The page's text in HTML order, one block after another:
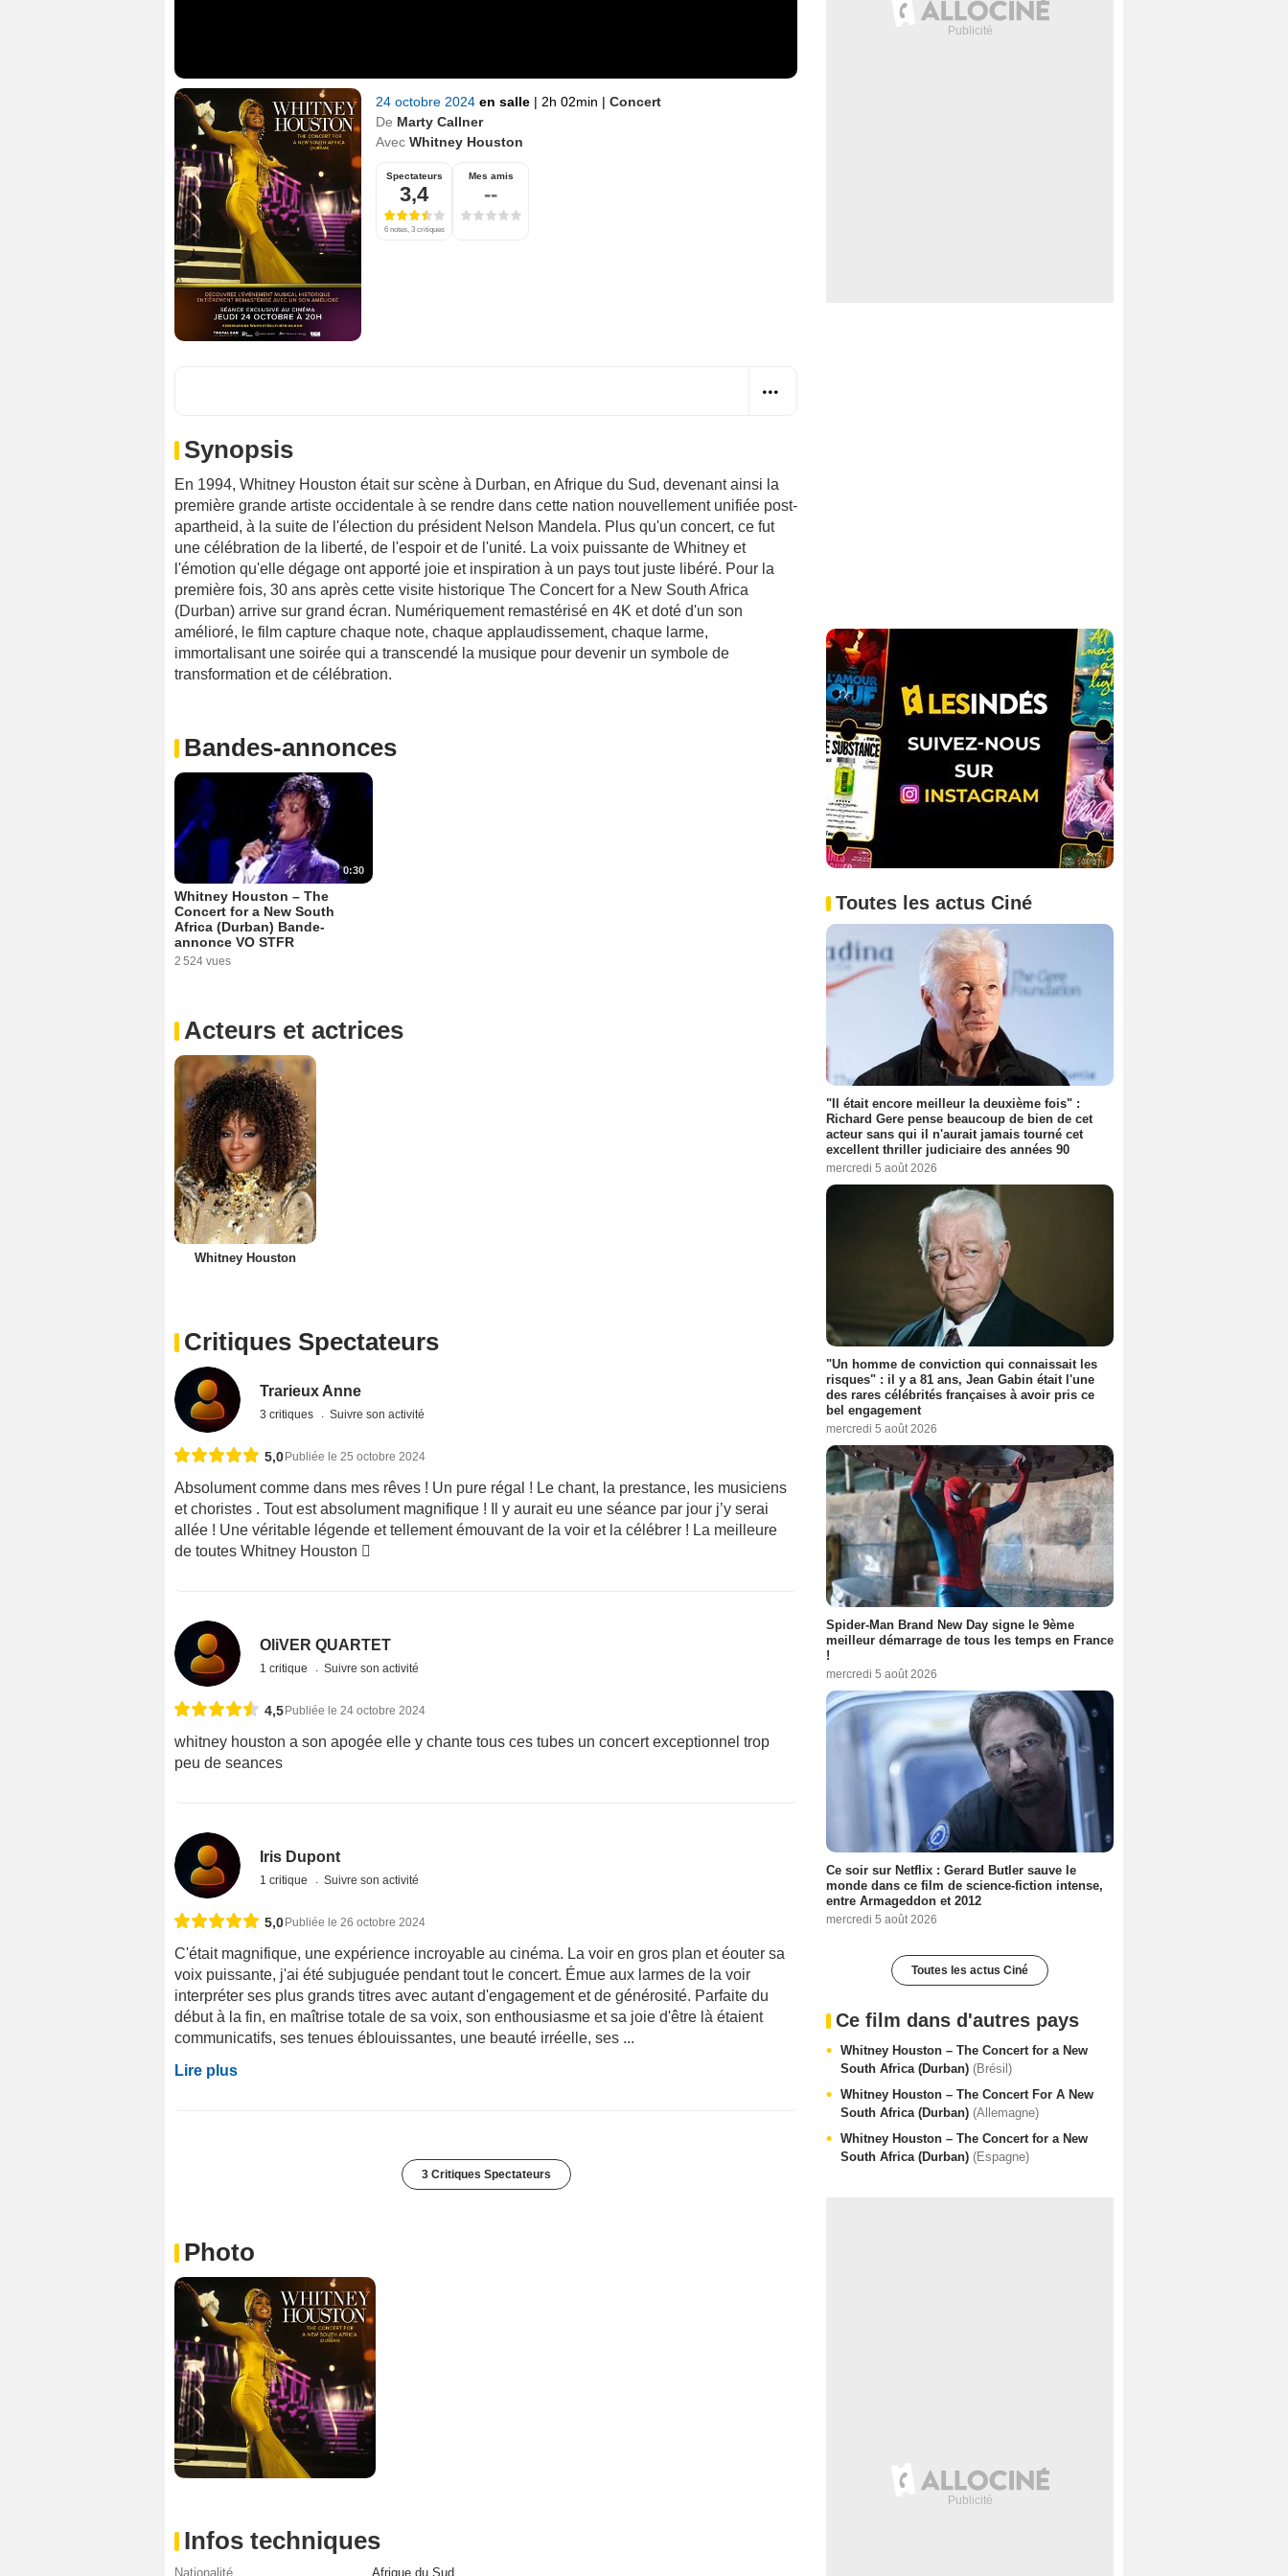
24 octobre 2024 en salle | 2h 02min | Concert
De Marty Callner
Avec Whitney Houston
Spectateurs
3,4
6 notes, 3 critiques
Mes amis
--
Synopsis
En 1994, Whitney Houston était sur scène à Durban, en Afrique du Sud, devenant ainsi la
première grande artiste occidentale à se rendre dans cette nation nouvellement unifiée post-
apartheid, à la suite de l'élection du président Nelson Mandela. Plus qu'un concert, ce fut
une célébration de la liberté, de l'espoir et de l'unité. La voix puissante de Whitney et
l'émotion qu'elle dégage ont apporté joie et inspiration à un pays tout juste libéré. Pour la
première fois, 30 ans après cette visite historique The Concert for a New South Africa
(Durban) arrive sur grand écran. Numériquement remastérisé en 4K et doté d'un son
amélioré, le film capture chaque note, chaque applaudissement, chaque larme,
immortalisant une soirée qui a transcendé la musique pour devenir un symbole de
transformation et de célébration.
Bandes-annonces
0:30
Whitney Houston – The
Concert for a New South
Africa (Durban) Bande-
annonce VO STFR
2 524 vues
Acteurs et actrices
Whitney Houston
Critiques Spectateurs
Trarieux Anne
3 critiques Suivre son activité
5,0Publiée le 25 octobre 2024
Absolument comme dans mes rêves ! Un pure régal ! Le chant, la prestance, les musiciens
et choristes . Tout est absolument magnifique ! Il y aurait eu une séance par jour j’y serai
allée ! Une véritable légende et tellement émouvant de la voir et la célébrer ! La meilleure
de toutes Whitney Houston 
OliVER QUARTET
1 critique Suivre son activité
4,5Publiée le 24 octobre 2024
whitney houston a son apogée elle y chante tous ces tubes un concert exceptionnel trop
peu de seances
Iris Dupont
1 critique Suivre son activité
5,0Publiée le 26 octobre 2024
C'était magnifique, une expérience incroyable au cinéma. La voir en gros plan et éouter sa
voix puissante, j'ai été subjuguée pendant tout le concert. Émue aux larmes de la voir
interpréter ses plus grands titres avec autant d'engagement et de générosité. Parfaite du
début à la fin, en maîtrise totale de sa voix, son enthousiasme et sa joie d'être là étaient
communicatifs, ses tenues éblouissantes, une beauté irréelle, ses ...
Lire plus
3 Critiques Spectateurs
Photo
Infos techniques
Nationalité Afrique du Sud
Toutes les actus Ciné
"Il était encore meilleur la deuxième fois" :
Richard Gere pense beaucoup de bien de cet
acteur sans qui il n'aurait jamais tourné cet
excellent thriller judiciaire des années 90
mercredi 5 août 2026
"Un homme de conviction qui connaissait les
risques" : il y a 81 ans, Jean Gabin était l'une
des rares célébrités françaises à avoir pris ce
bel engagement
mercredi 5 août 2026
Spider-Man Brand New Day signe le 9ème
meilleur démarrage de tous les temps en France
!
mercredi 5 août 2026
Ce soir sur Netflix : Gerard Butler sauve le
monde dans ce film de science-fiction intense,
entre Armageddon et 2012
mercredi 5 août 2026
Toutes les actus Ciné
Ce film dans d'autres pays
Whitney Houston – The Concert for a New
South Africa (Durban) (Brésil)
Whitney Houston – The Concert For A New
South Africa (Durban) (Allemagne)
Whitney Houston – The Concert for a New
South Africa (Durban) (Espagne)